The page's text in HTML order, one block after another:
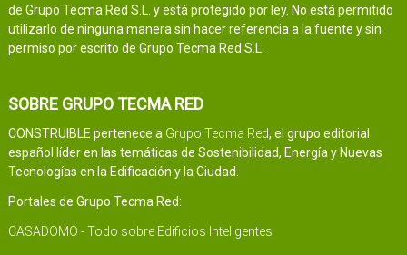
de Grupo Tecma Red S.L. y está protegido por ley. No está permitido
utilizarlo de ninguna manera sin hacer referencia a la fuente y sin
permiso por escrito de Grupo Tecma Red S.L.
SOBRE GRUPO TECMA RED
CONSTRUIBLE pertenece a Grupo Tecma Red, el grupo editorial
español líder en las temáticas de Sostenibilidad, Energía y Nuevas
Tecnologías en la Edificación y la Ciudad.
Portales de Grupo Tecma Red:
CASADOMO - Todo sobre Edificios Inteligentes